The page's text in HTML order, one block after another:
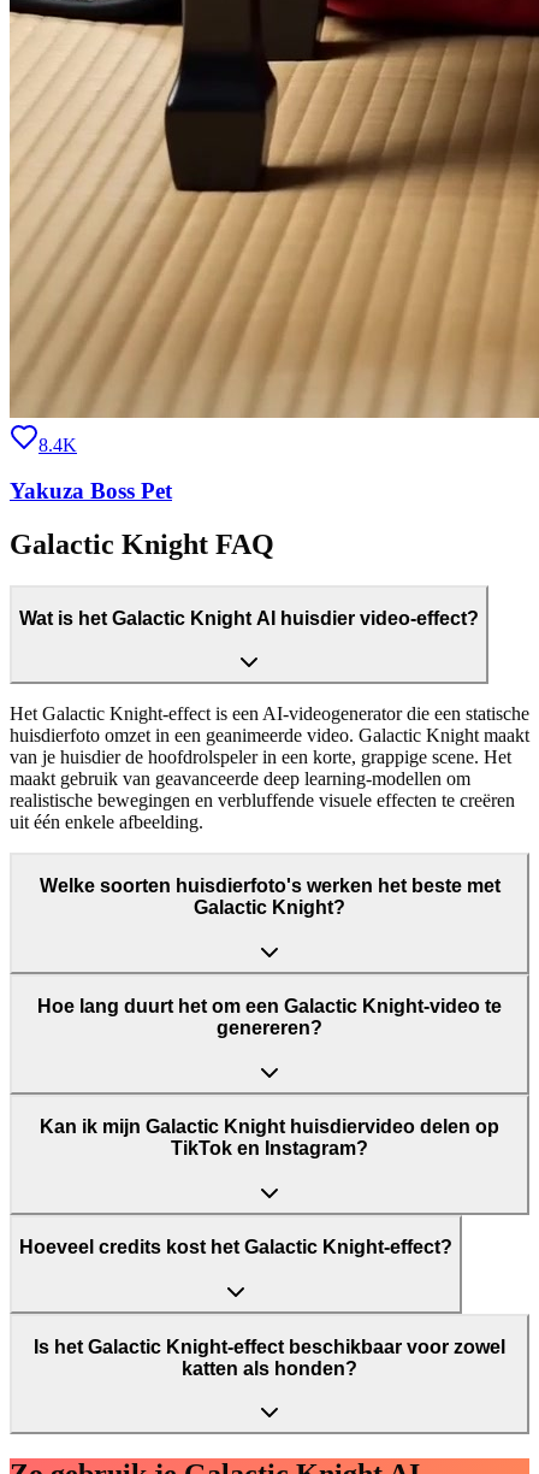
8.4K
Yakuza Boss Pet
Galactic Knight FAQ
Wat is het Galactic Knight AI huisdier video-effect?
Het Galactic Knight-effect is een AI-videogenerator die een statische
huisdierfoto omzet in een geanimeerde video. Galactic Knight maakt
van je huisdier de hoofdrolspeler in een korte, grappige scene. Het
maakt gebruik van geavanceerde deep learning-modellen om
realistische bewegingen en verbluffende visuele effecten te creëren
uit één enkele afbeelding.
Welke soorten huisdierfoto's werken het beste met
Galactic Knight?
Hoe lang duurt het om een Galactic Knight-video te
genereren?
Kan ik mijn Galactic Knight huisdiervideo delen op
TikTok en Instagram?
Hoeveel credits kost het Galactic Knight-effect?
Is het Galactic Knight-effect beschikbaar voor zowel
katten als honden?